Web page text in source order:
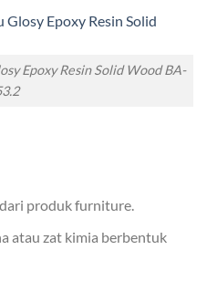
Epoxy Resin Solid Wood BA-
produk furniture.
atau zat kimia berbentuk